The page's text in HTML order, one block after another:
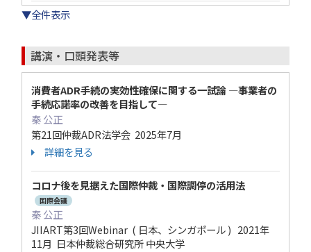
▼全件表示
講演・口頭発表等
消費者ADR手続の実効性確保に関する一試論 ―事業者の
手続応諾率の改善を目指して―
秦 公正
第21回仲裁ADR法学会 2025年7月
詳細を見る
コロナ後を見据えた国際仲裁・国際調停の活用法
国際会議
秦 公正
JIIART第3回Webinar ( 日本、シンガポール ) 2021年
11月 日本仲裁総合研究所 中央大学